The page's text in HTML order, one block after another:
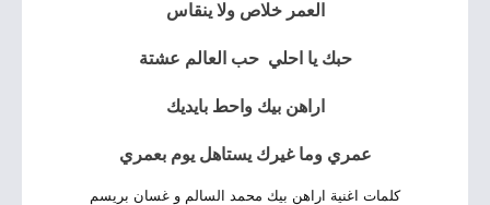
العمر خلاص ولا ينقاس
حبك يا احلي حب العالم عشتة
اراهن بيك واحط بايديك
عمري وما غيرك يستاهل يوم بعمري
كلمات اغنية اراهن بيك محمد السالم و غسان بريسم